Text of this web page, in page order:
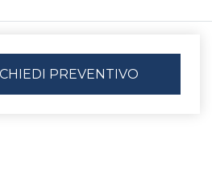
PREVENTIVO